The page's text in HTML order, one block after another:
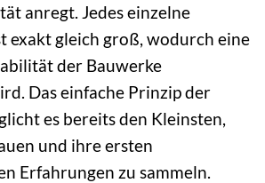
anregt. Jedes einzelne
exakt gleich groß, wodurch eine
der Bauwerke
Das einfache Prinzip der
es bereits den Kleinsten,
und ihre ersten
Erfahrungen zu sammeln.